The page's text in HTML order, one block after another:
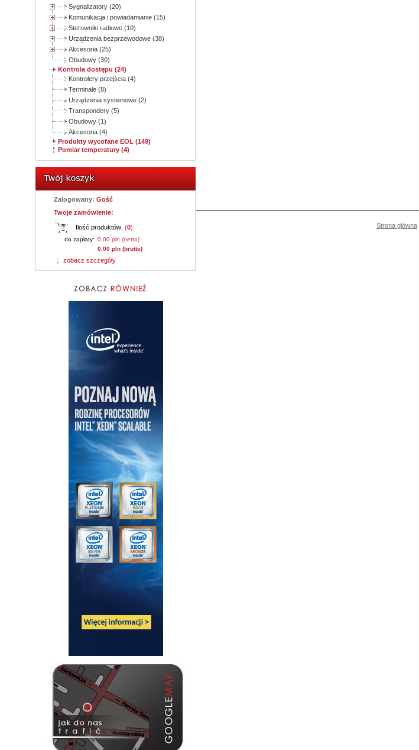
Sygnalizatory (20)
Komunikacja i powiadamianie (15)
Sterowniki radiowe (10)
Urządzenia bezprzewodowe (38)
Akcesoria (25)
Obudowy (30)
Kontrola dostępu (24)
Kontrolery przejścia (4)
Terminale (8)
Urządzenia systemowe (2)
Transpondery (5)
Obudowy (1)
Akcesoria (4)
Produkty wycofane EOL (149)
Pomiar temperatury (4)
Zalogowany: Gość
Twoje zamówienie:
Ilość produktów: (0)
do zapłaty: 0.00 pln (netto)
0.00 pln (brutto)
zobacz szczegóły
Strona główna